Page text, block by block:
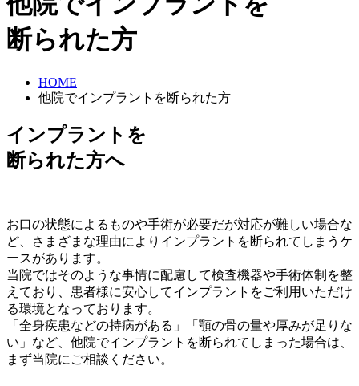
断られた方
HOME
他院でインプラントを断られた方
インプラントを
断られた方へ
お口の状態によるものや手術が必要だが対応が難しい場合な
ど、さまざまな理由によりインプラントを断られてしまうケ
ースがあります。
当院ではそのような事情に配慮して検査機器や手術体制を整
えており、患者様に安心してインプラントをご利用いただけ
る環境となっております。
「全身疾患などの持病がある」「顎の骨の量や厚みが足りな
い」など、他院でインプラントを断られてしまった場合は、
まず当院にご相談ください。